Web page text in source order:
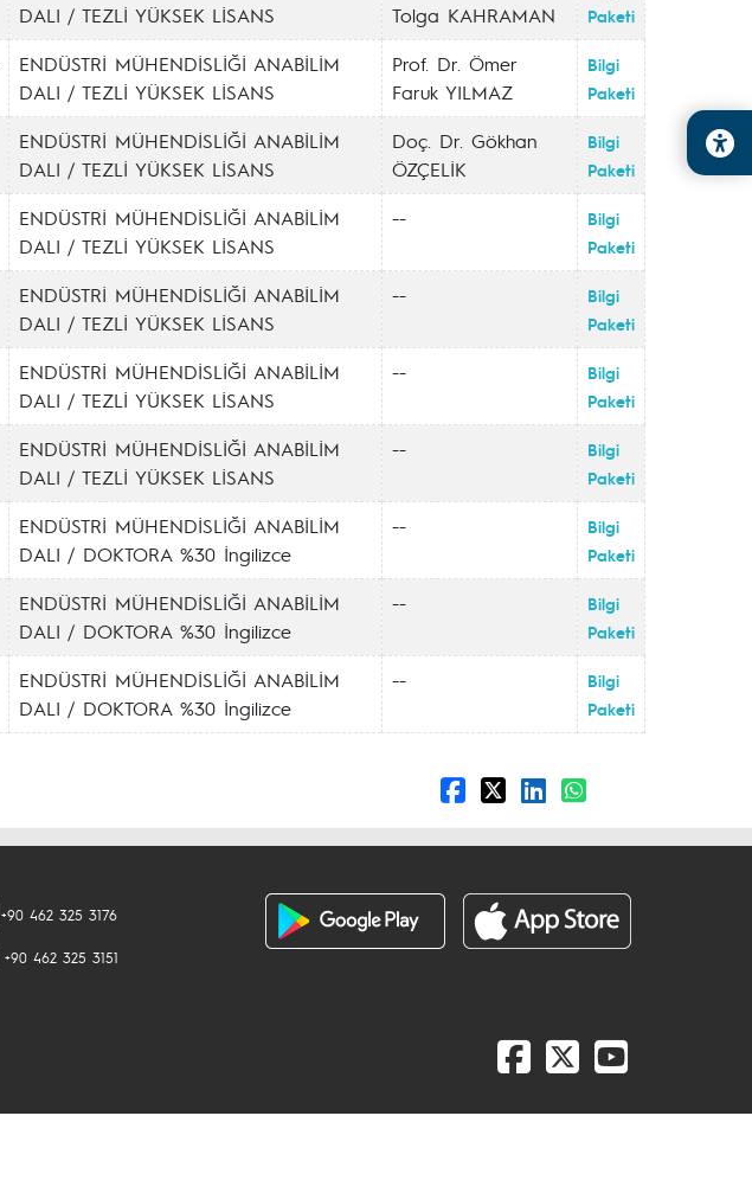
DALI / TEZLİ YÜKSEK LİSANS
Tolga KAHRAMAN
Paketi
ENDÜSTRİ MÜHENDİSLİĞİ ANABİLİM
DALI / TEZLİ YÜKSEK LİSANS
Prof. Dr. Ömer
Faruk YILMAZ
Bilgi
Paketi
ENDÜSTRİ MÜHENDİSLİĞİ ANABİLİM
DALI / TEZLİ YÜKSEK LİSANS
Doç. Dr. Gökhan
ÖZÇELİK
Bilgi
Paketi
ENDÜSTRİ MÜHENDİSLİĞİ ANABİLİM
DALI / TEZLİ YÜKSEK LİSANS
--
Bilgi
Paketi
ENDÜSTRİ MÜHENDİSLİĞİ ANABİLİM
DALI / TEZLİ YÜKSEK LİSANS
--
Bilgi
Paketi
ENDÜSTRİ MÜHENDİSLİĞİ ANABİLİM
DALI / TEZLİ YÜKSEK LİSANS
--
Bilgi
Paketi
ENDÜSTRİ MÜHENDİSLİĞİ ANABİLİM
DALI / TEZLİ YÜKSEK LİSANS
--
Bilgi
Paketi
ENDÜSTRİ MÜHENDİSLİĞİ ANABİLİM
DALI / DOKTORA %30 İngilizce
--
Bilgi
Paketi
ENDÜSTRİ MÜHENDİSLİĞİ ANABİLİM
DALI / DOKTORA %30 İngilizce
--
Bilgi
Paketi
ENDÜSTRİ MÜHENDİSLİĞİ ANABİLİM
DALI / DOKTORA %30 İngilizce
--
Bilgi
Paketi
+90 462 325 3176
+90 462 325 3151